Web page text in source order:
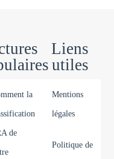
Liens
utiles
Mentions
légales
Politique de
la
de